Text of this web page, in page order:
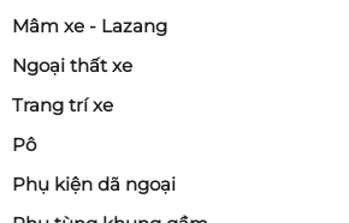
Mâm xe - Lazang
Ngoại thất xe
Trang trí xe
Pô
Phụ kiện dã ngoại